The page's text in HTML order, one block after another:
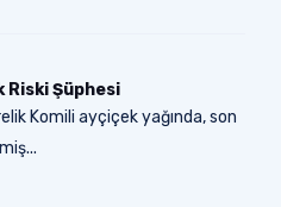
Riski Şüphesi
Komili ayçiçek yağında, son